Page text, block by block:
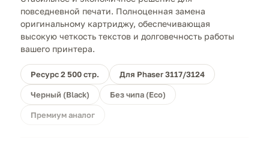
повседневной печати. Полноценная замена
оригинальному картриджу, обеспечивающая
высокую четкость текстов и долговечность работы
вашего принтера.
Ресурс 2 500 стр. Для Phaser 3117/3124
Черный (Black) Без чипа (Eco)
Премиум аналог